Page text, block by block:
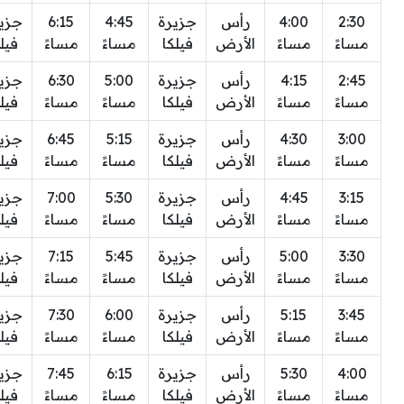
2:30
مساءً
4:00
مساءً
رأس
الأرض
جزيرة
فيلكا
4:45
مساءً
6:15
مساءً
2:45
مساءً
4:15
مساءً
رأس
الأرض
جزيرة
فيلكا
5:00
مساءً
6:30
مساءً
3:00
مساءً
4:30
مساءً
رأس
الأرض
جزيرة
فيلكا
5:15
مساءً
6:45
مساءً
3:15
مساءً
4:45
مساءً
رأس
الأرض
جزيرة
فيلكا
5:30
مساءً
7:00
مساءً
3:30
مساءً
5:00
مساءً
رأس
الأرض
جزيرة
فيلكا
5:45
مساءً
7:15
مساءً
3:45
مساءً
5:15
مساءً
رأس
الأرض
جزيرة
فيلكا
6:00
مساءً
7:30
مساءً
4:00
مساءً
5:30
مساءً
رأس
الأرض
جزيرة
فيلكا
6:15
مساءً
7:45
مساءً